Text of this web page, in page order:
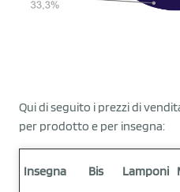
Qui di seguito i prezzi di
per prodotto e per insegna:
Insegna Bis Lamponi